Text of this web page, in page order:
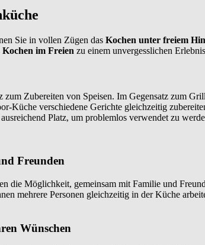
Sie in vollen Zügen das Kochen unter freiem
Kochen im Freien zu einem unvergesslichen
zum Zubereiten von Speisen. Im Gegensatz zum
Küche verschiedene Gerichte gleichzeitig
Platz, um problemlos verwendet zu
Freunden
die Möglichkeit, gemeinsam mit Familie und
mehrere Personen gleichzeitig in der Küche
Wünschen